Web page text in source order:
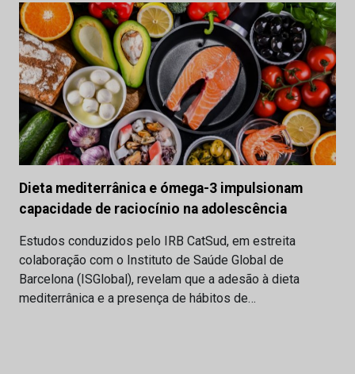
Dieta mediterrânica e ómega-3 impulsionam
capacidade de raciocínio na adolescência
Estudos conduzidos pelo IRB CatSud, em estreita
colaboração com o Instituto de Saúde Global de
Barcelona (ISGlobal), revelam que a adesão à dieta
mediterrânica e a presença de hábitos de…